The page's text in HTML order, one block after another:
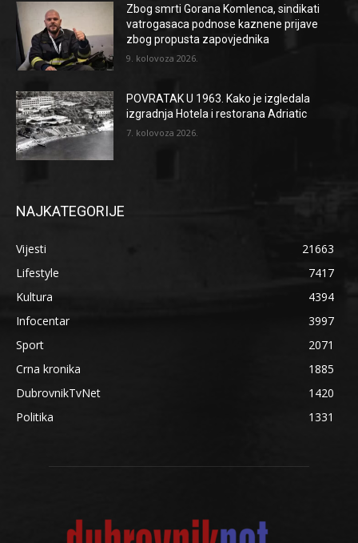
Zbog smrti Gorana Komlenca, sindikati
vatrogasaca podnose kaznene prijave
zbog propusta zapovjednika
9. kolovoza 2026.
POVRATAK U 1963. Kako je izgledala
izgradnja Hotela i restorana Adriatic
7. kolovoza 2026.
NAJKATEGORIJE
Vijesti
21663
Lifestyle
7417
Kultura
4394
Infocentar
3997
Sport
2071
Crna kronika
1885
DubrovnikTvNet
1420
Politika
1331